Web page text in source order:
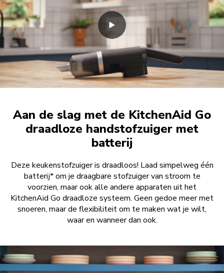
Aan de slag met de KitchenAid Go
draadloze handstofzuiger met
batterij
Deze keukenstofzuiger is draadloos! Laad simpelweg één
batterij* om je draagbare stofzuiger van stroom te
voorzien, maar ook alle andere apparaten uit het
KitchenAid Go draadloze systeem. Geen gedoe meer met
snoeren, maar de flexibiliteit om te maken wat je wilt,
waar en wanneer dan ook.